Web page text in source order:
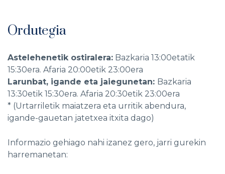
Ordutegia
Astelehenetik ostiralera: Bazkaria 13:00etatik
15:30era. Afaria 20:00etik 23:00era
Larunbat, igande eta jaiegunetan: Bazkaria
13:30etik 15:30era. Afaria 20:30etik 23:00era
* (Urtarriletik maiatzera eta urritik abendura,
igande-gauetan jatetxea itxita dago)
Informazio gehiago nahi izanez gero, jarri gurekin
harremanetan: